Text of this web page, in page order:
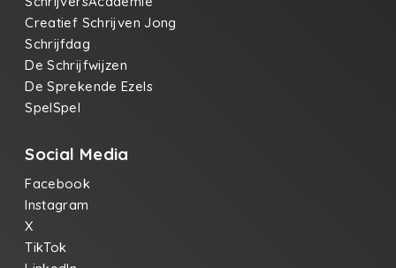
Creatief Schrijven Jong
Schrijfdag
De Schrijfwijzen
De Sprekende Ezels
SpelSpel
Social Media
Facebook
Instagram
X
TikTok